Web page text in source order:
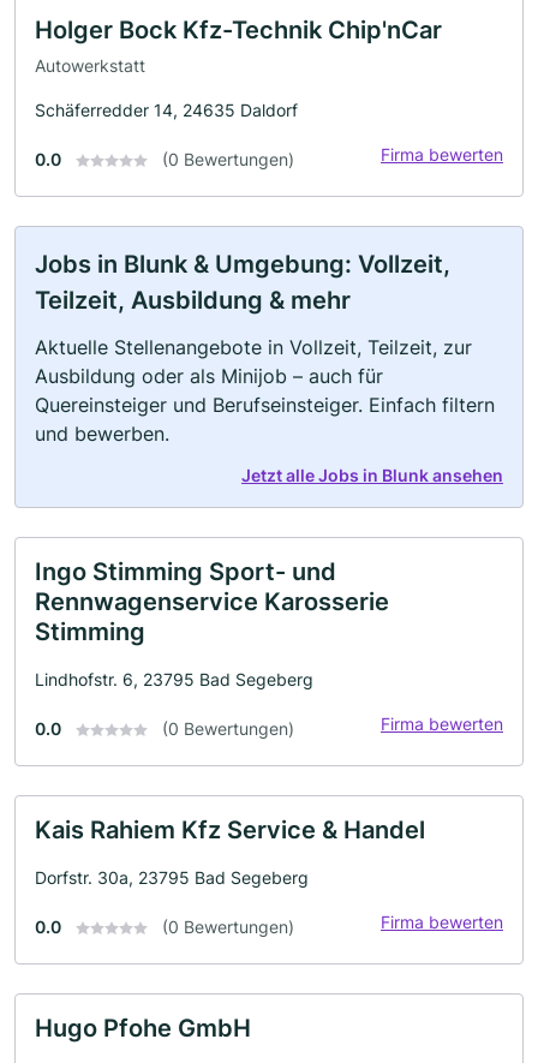
Holger Bock Kfz-Technik Chip'nCar
Autowerkstatt
Schäferredder 14, 24635 Daldorf
0.0 (0 Bewertungen) Firma bewerten
Jobs in Blunk & Umgebung: Vollzeit,
Teilzeit, Ausbildung & mehr
Aktuelle Stellenangebote in Vollzeit, Teilzeit, zur
Ausbildung oder als Minijob – auch für
Quereinsteiger und Berufseinsteiger. Einfach filtern
und bewerben.
Jetzt alle Jobs in Blunk ansehen
Ingo Stimming Sport- und
Rennwagenservice Karosserie
Stimming
Lindhofstr. 6, 23795 Bad Segeberg
0.0 (0 Bewertungen) Firma bewerten
Kais Rahiem Kfz Service & Handel
Dorfstr. 30a, 23795 Bad Segeberg
0.0 (0 Bewertungen) Firma bewerten
Hugo Pfohe GmbH